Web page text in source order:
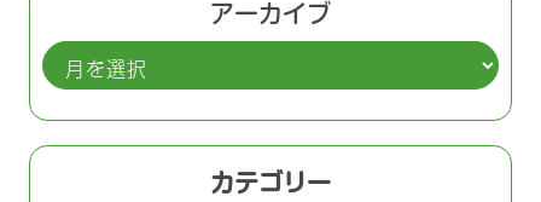
アーカイブ
ア
ー
カ
イ
カテゴリー